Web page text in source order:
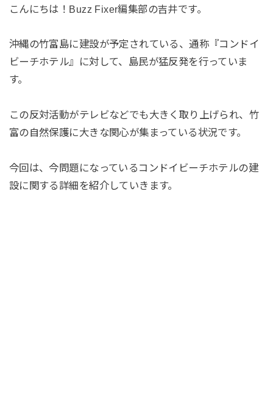
こんにちは！Buzz Fixer編集部の吉井です。
沖縄の竹富島に建設が予定されている、通称『コンドイ
ビーチホテル』に対して、島民が猛反発を行っていま
す。
この反対活動がテレビなどでも大きく取り上げられ、竹
富の自然保護に大きな関心が集まっている状況です。
今回は、今問題になっているコンドイビーチホテルの建
設に関する詳細を紹介していきます。